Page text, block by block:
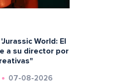
World: El
a su director por
07-08-2026